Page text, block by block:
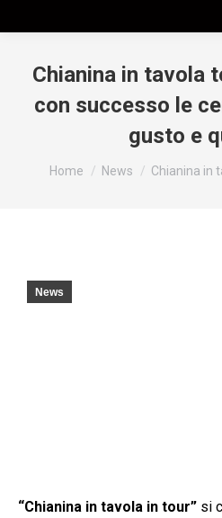
Chianina in tavola
con successo le
gusto e
Tu sei qui:
Home News Chianina in
News
“Chianina in tavola in tour” si